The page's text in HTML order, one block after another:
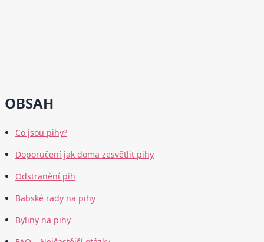
OBSAH
Co jsou pihy?
Doporučení jak doma zesvětlit pihy
Odstranění pih
Babské rady na pihy
Byliny na pihy